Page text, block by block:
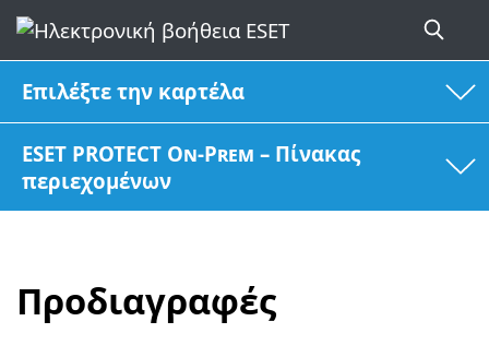
Επιλέξτε την καρτέλα
ESET PROTECT On-Prem – Πίνακας
περιεχομένων
Προδιαγραφές